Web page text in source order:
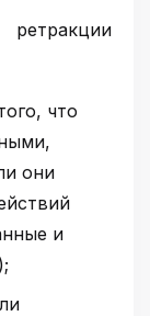
что
они
и